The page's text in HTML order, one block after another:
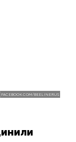
FACEBOOK.COM/BEELINERUS